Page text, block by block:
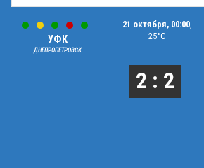
УФК
ДНЕПРОПЕТРОВСК
21 октября, 00:00
25°C
2 : 2